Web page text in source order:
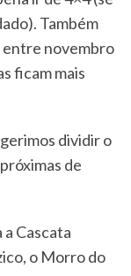
Também
entre novembro
ficam mais
dividir o
de
a Cascata
o Morro do